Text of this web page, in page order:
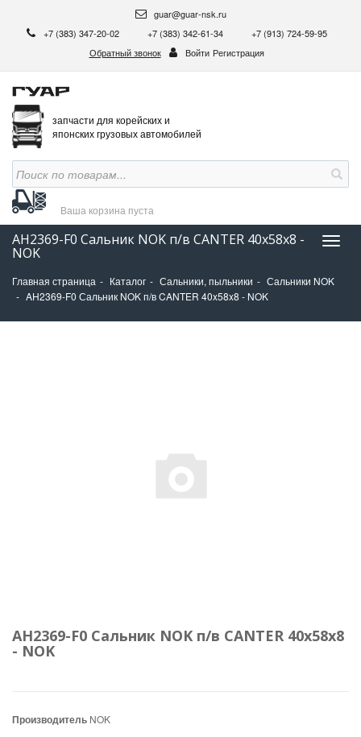
guar@guar-nsk.ru
+7 (383) 347-20-02
+7 (383) 342-61-34
+7 (913) 724-59-95
Обратный звонок
Войти Регистрация
запчасти для корейских и
японских грузовых автомобилей
Ваша корзина пуста
AH2369-F0 Сальник NOK п/в CANTER 40x58x8 -
NOK
Главная страница Каталог Сальники, пыльники
Сальники NOK
AH2369-F0 Сальник NOK п/в CANTER 40x58x8 - NOK
AH2369-F0 Сальник NOK п/в CANTER 40x58x8
- NOK
Производитель NOK